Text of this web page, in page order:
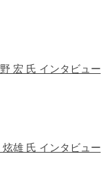
宏 氏 インタビュー
炫雄 氏 インタビュー